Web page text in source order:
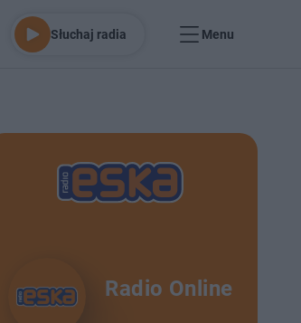
Słuchaj radia Menu
Radio Online